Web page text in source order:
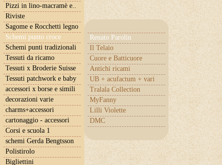
Pizzi in lino-macramè e..
Riviste
Sagome e Rocchetti legno
Schemi punto croce
Renato Parolin
Il Telaio
Cuore e Batticuore
Antichi ricami
UB + acufactum + vari
Tralala Collection
MyFanny
Lilli Violette
DMC
Schemi punti tradizionali
Tessuti da ricamo
Tessuti x Broderie Suisse
Tessuti patchwork e baby
accessori x borse e simili
decorazioni varie
charms+accessori
cartonaggio - accessori
Corsi e scuola 1
schemi Gerda Bengtsson
Polistirolo
Bigliettini